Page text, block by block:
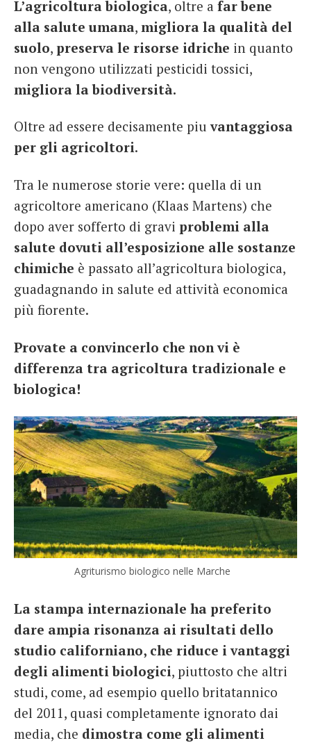
L’agricoltura biologica, oltre a far bene
alla salute umana, migliora la qualità del
suolo, preserva le risorse idriche in quanto
non vengono utilizzati pesticidi tossici,
migliora la biodiversità.
Oltre ad essere decisamente piuvantaggiosa
per gli agricoltori.
Tra le numerose storie vere: quella di un
agricoltore americano (Klaas Martens) che
dopo aver sofferto di gravi problemi alla
salute dovuti all’esposizione alle sostanze
chimiche è passato all’agricoltura biologica,
guadagnando in salute ed attività economica
più fiorente.
Provate a convincerlo che non vi è
differenza tra agricoltura tradizionale e
biologica!
Agriturismo biologico nelle Marche
La stampa internazionale ha preferito
dare ampia risonanza ai risultati dello
studio californiano, che riduce i vantaggi
degli alimenti biologici, piuttosto che altri
studi, come, ad esempio quello britatannico
del 2011, quasi completamente ignorato dai
media, che dimostra come gli alimenti